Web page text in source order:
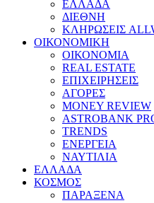
ΕΛΛΑΔΑ
ΔΙΕΘΝΗ
ΚΛΗΡΩΣΕΙΣ
ΟΙΚΟΝΟΜΙΚΗ
ΟΙΚΟΝΟΜΙΑ
REAL ESTATE
ΕΠΙΧΕΙΡΗΣΕΙΣ
ΑΓΟΡΕΣ
MONEY REVIEW
ASTROBANK
TRENDS
ΕΝΕΡΓΕΙΑ
ΝΑΥΤΙΛΙΑ
ΕΛΛΑΔΑ
ΚΟΣΜΟΣ
ΠΑΡΑΞΕΝΑ